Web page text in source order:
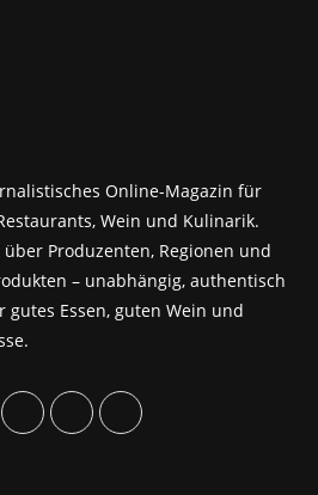
Online-Magazin für
Wein und Kulinarik.
Produzenten, Regionen und
– unabhängig, authentisch
Essen, guten Wein und